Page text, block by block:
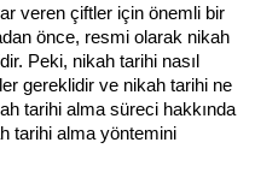
veren çiftler için önemli bir
önce, resmi olarak nikah
Peki, nikah tarihi nasıl
gereklidir ve nikah tarihi ne
tarihi alma süreci hakkında
tarihi alma yöntemini